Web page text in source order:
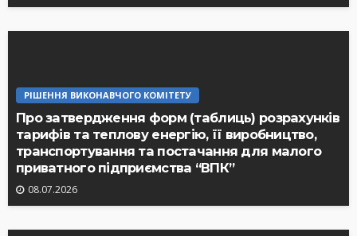
РІШЕННЯ ВИКОНАВЧОГО КОМІТЕТУ
Про затвердження форм (таблиць) розрахунків
тарифів та теплову енергію, її виробництво,
транспортування та постачання для малого
приватного підприємства “ВПК”
08.07.2026